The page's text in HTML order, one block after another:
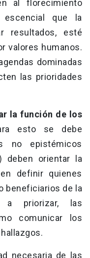
al florecimiento
escencial que la
resultados, esté
valores humanos.
dominadas
las prioridades
la función de los
esto se debe
no epistémicos
deben orientar la
definir quienes
beneficiarios de la
a priorizar, las
comunicar los
necesaria de las